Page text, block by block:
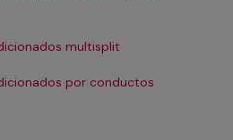
multisplit
por conductos